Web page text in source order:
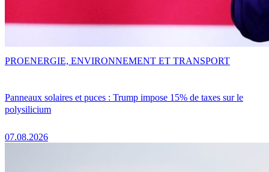
Panneaux solaires et puces : Trump impose 15% de taxes sur le
polysilicium
07.08.2026
PROENERGIE, ENVIRONNEMENT ET TRANSPORT